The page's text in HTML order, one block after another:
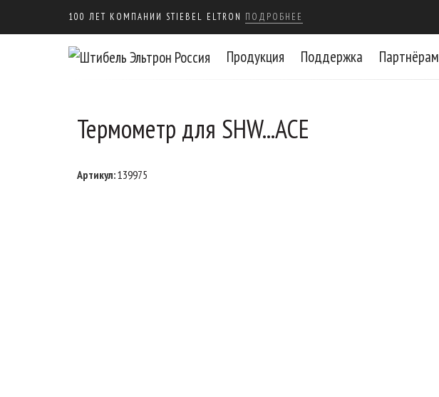
100 ЛЕТ КОМПАНИИ STIEBEL ELTRON ПОДРОБНЕЕ
Продукция Поддержка Партнёрам
Термометр для SHW...ACE
Артикул:139975